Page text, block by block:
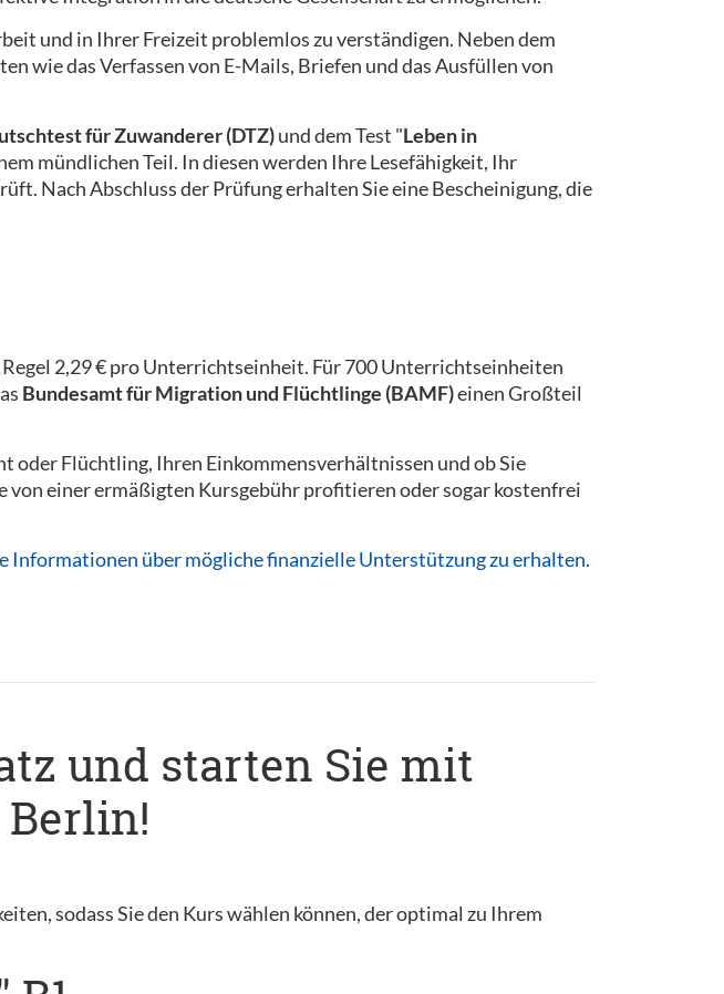
und in Ihrer Freizeit problemlos zu verständigen. Neben dem
wie das Verfassen von E-Mails, Briefen und das Ausfüllen von
für Zuwanderer (DTZ)und dem Test "Leben in
mündlichen Teil. In diesen werden Ihre Lesefähigkeit, Ihr
Nach Abschluss der Prüfung erhalten Sie eine Bescheinigung, die
2,29 € pro Unterrichtseinheit. Für 700 Unterrichtseinheiten
Bundesamt für Migration und Flüchtlinge (BAMF)einen Großteil
Flüchtling, Ihren Einkommensverhältnissen und ob Sie
von einer ermäßigten Kursgebühr profitieren oder sogar kostenfrei
Informationen über mögliche finanzielle Unterstützung zu erhalten.
und starten Sie mit
sodass Sie den Kurs wählen können, der optimal zu Ihrem